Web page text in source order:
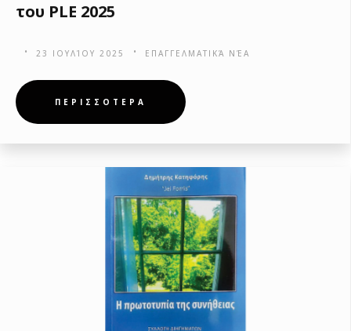
του PLE 2025
23 ΙΟΥΛΊΟΥ 2025 ΕΠΑΓΓΕΛΜΑΤΙΚΆ ΝΈΑ
ΠΕΡΙΣΣΟΤΕΡΑ